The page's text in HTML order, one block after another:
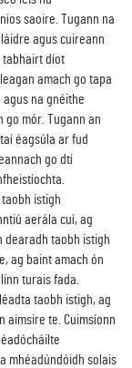
saoire. Tugann na
agus cuireann
tabhairt díot
amach go tapa
na gnéithe
mór. Tugann an
éagsúla ar fud
go dtí
istigh
aerála cuí, ag
dearadh taobh istigh
ag baint amach ón
turais fada.
taobh istigh, ag
aimsire te. Cuimsíonn
mhéadúndóidh solais